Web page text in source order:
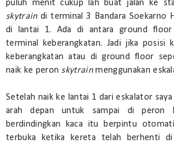
puluh menit cukup lah buat jalan ke
skytraindi terminal 3 Bandara Soekarno
di lantai 1. Ada di antara ground
terminal keberangkatan. Jadi jika posisi
keberangkatan atau di ground floor
naik ke peron skytrainmenggunakan
Setelah naik ke lantai 1 dari eskalator
arah depan untuk sampai di peron
berdindingkan kaca itu berpintu
terbuka ketika kereta telah berhenti